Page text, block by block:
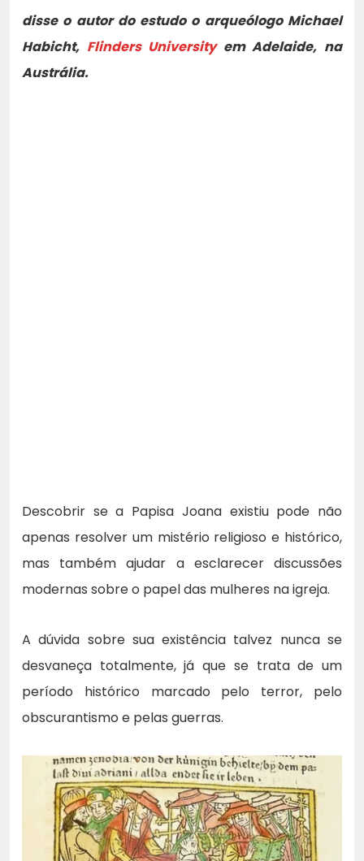
disse o autor do estudo o arqueólogo Michael
Habicht, Flinders Universityem Adelaide, na
Austrália.
Descobrir se a Papisa Joana existiu pode não
apenas resolver um mistério religioso e histórico,
mas também ajudar a esclarecer discussões
modernas sobre o papel das mulheres na igreja.
A dúvida sobre sua existência talvez nunca se
desvaneça totalmente, já que se trata de um
período histórico marcado pelo terror, pelo
obscurantismo e pelas guerras.